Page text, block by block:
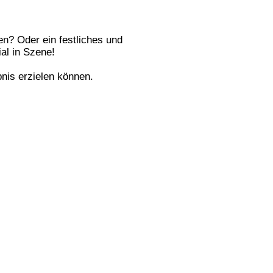
Oder ein festliches und
in Szene!
erzielen können.